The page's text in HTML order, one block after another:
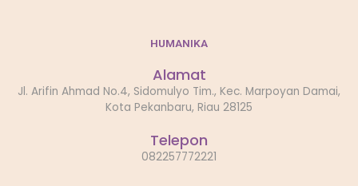
HUMANIKA
Alamat
Jl. Arifin Ahmad No.4, Sidomulyo Tim., Kec. Marpoyan Damai,
Kota Pekanbaru, Riau 28125
Telepon
082257772221